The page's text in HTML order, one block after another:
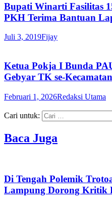
Bupati Winarti Fasilitas
PKH Terima Bantuan
Juli 3, 2019Fijay
Ketua Pokja I Bunda
Gebyar TK se-
Februari 1, 2026Redaksi Utama
Cari untuk:
Baca Juga
Di Tengah Polemik
Lampung Dorong Kritik